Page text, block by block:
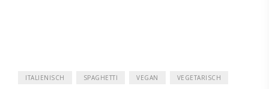
ITALIENISCH SPAGHETTI VEGAN VEGETARISCH